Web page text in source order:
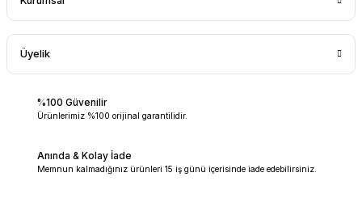
Üyelik
%100 Güvenilir
Ürünlerimiz %100 orijinal garantilidir.
Anında & Kolay İade
Memnun kalmadığınız ürünleri 15 iş günü içerisinde iade edebilirsiniz.